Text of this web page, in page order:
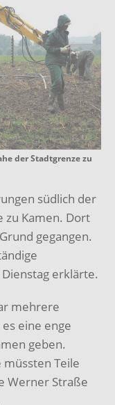
der Stadtgrenze zu
südlich der
zu Kamen. Dort
gegangen.
erklärte.
mehrere
eine enge
geben.
Teile
Werner Straße